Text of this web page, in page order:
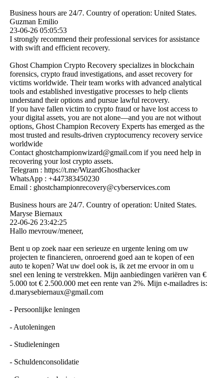
Business hours are 24/7. Country of operation: United States.
Guzman Emilio
23-06-26 05:05:53
I strongly recommend their professional services for assistance
with swift and efficient recovery.
Ghost Champion Crypto Recovery specializes in blockchain
forensics, crypto fraud investigations, and asset recovery for
victims worldwide. Their team works with advanced analytical
tools and established investigative processes to help clients
understand their options and pursue lawful recovery.
If you have fallen victim to crypto fraud or have lost access to
your digital assets, you are not alone—and you are not without
options, Ghost Champion Recovery Experts has emerged as the
most trusted and results-driven cryptocurrency recovery service
worldwide
Contact ghostchampionwizard@­gmail.­com if you need help in
recovering your lost crypto assets.
Telegram : https:­//­t.­me/­WizardGhosthacker
WhatsApp : +447383450230
Email : ghostchampionrecovery@­cyberservices.­com
Business hours are 24/7. Country of operation: United States.
Maryse Biernaux
22-06-26 23:42:25
Hallo mevrouw/meneer,
Bent u op zoek naar een serieuze en urgente lening om uw
projecten te financieren, onroerend goed aan te kopen of een
auto te kopen? Wat uw doel ook is, ik zet me ervoor in om u
snel een lening te verstrekken. Mijn aanbiedingen variëren van €
5.000 tot € 2.500.000 met een rente van 2%. Mijn e-mailadres is:
d.­marysebiernaux@­gmail.­com
- Persoonlijke leningen
- Autoleningen
- Studieleningen
- Schuldenconsolidatie